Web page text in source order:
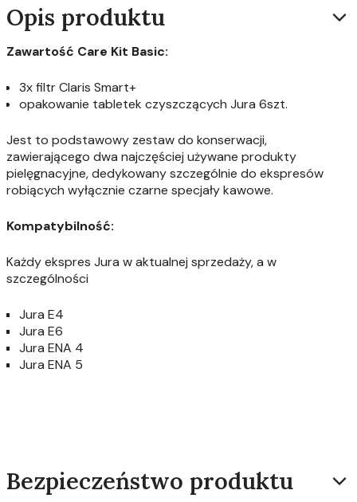
Opis produktu
Zawartość Care Kit Basic:
3x filtr Claris Smart+
opakowanie tabletek czyszczących Jura 6szt.
Jest to podstawowy zestaw do konserwacji,
zawierającego dwa najczęściej używane produkty
pielęgnacyjne, dedykowany szczególnie do ekspresów
robiących wyłącznie czarne specjały kawowe.
Kompatybilność:
Każdy ekspres Jura w aktualnej sprzedaży, a w
szczególności
Jura E4
Jura E6
Jura ENA 4
Jura ENA 5
Bezpieczeństwo produktu